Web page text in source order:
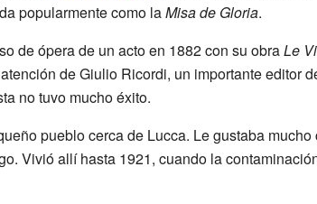
popularmente como laMisa de Gloria.
de ópera de un acto en 1882 con su obraLe
de Giulio Ricordi, un importante editor
no tuvo mucho éxito.
pueblo cerca de Lucca. Le gustaba
Vivió allí hasta 1921, cuando la